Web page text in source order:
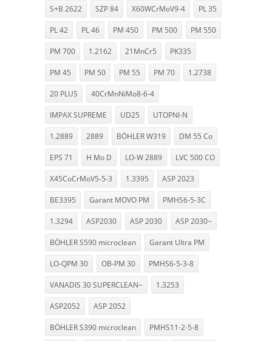
S+B 2622 SZP 84 X60WCrMoV9-4 PL 35
PL 42 PL 46 PM 450 PM 500 PM 550
PM 700 1.2162 21MnCr5 PK335
PM 45 PM 50 PM 55 PM 70 1.2738
20 PLUS 40CrMnNiMo8-6-4
IMPAX SUPREME UD25 UTOPNI-N
1.2889 2889 BÖHLER W319 DM 55 Co
EPS 71 H Mo D LO-W 2889 LVC 500 CO
X45CoCrMoV5-5-3 1.3395 ASP 2023
BE3395 Garant MOVO PM PMHS6-5-3C
1.3294 ASP2030 ASP 2030 ASP 2030~
BÖHLER S590 microclean Garant Ultra PM
LO-QPM 30 OB-PM 30 PMHS6-5-3-8
VANADIS 30 SUPERCLEAN~ 1.3253
ASP2052 ASP 2052
BÖHLER S390 microclean PMHS11-2-5-8